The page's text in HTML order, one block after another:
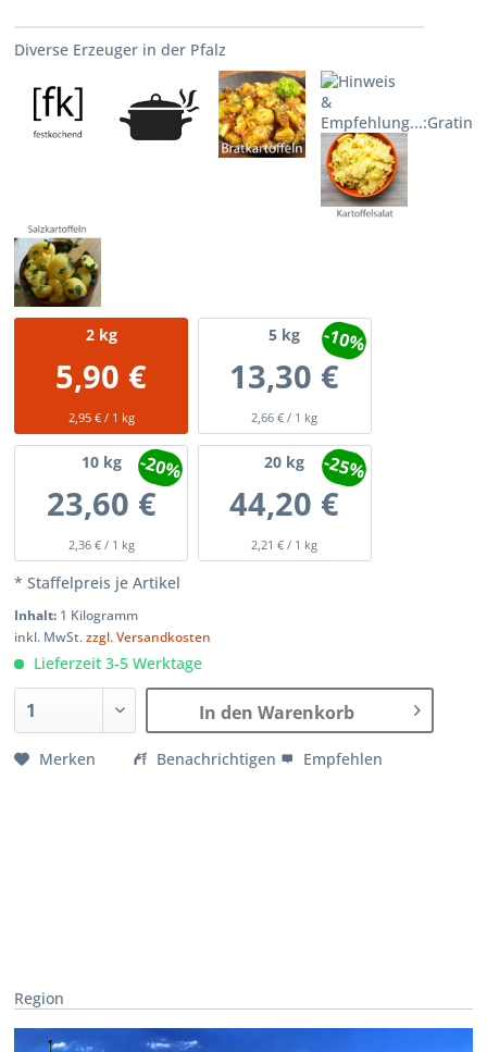
Diverse Erzeuger in der Pfalz
2kg
5,90 €
2,95 € / 1 kg
5 kg
13,30 €
2,66 € / 1 kg
-10%
10kg
23,60 €
2,36 € / 1 kg
-20% 20 kg
44,20 €
2,21 € / 1 kg
-25%
* Staffelpreis je Artikel
Inhalt: 1 Kilogramm
inkl. MwSt.zzgl. Versandkosten
Lieferzeit 3-5 Werktage
In den Warenkorb
Merken Benachrichtigen Empfehlen
Region